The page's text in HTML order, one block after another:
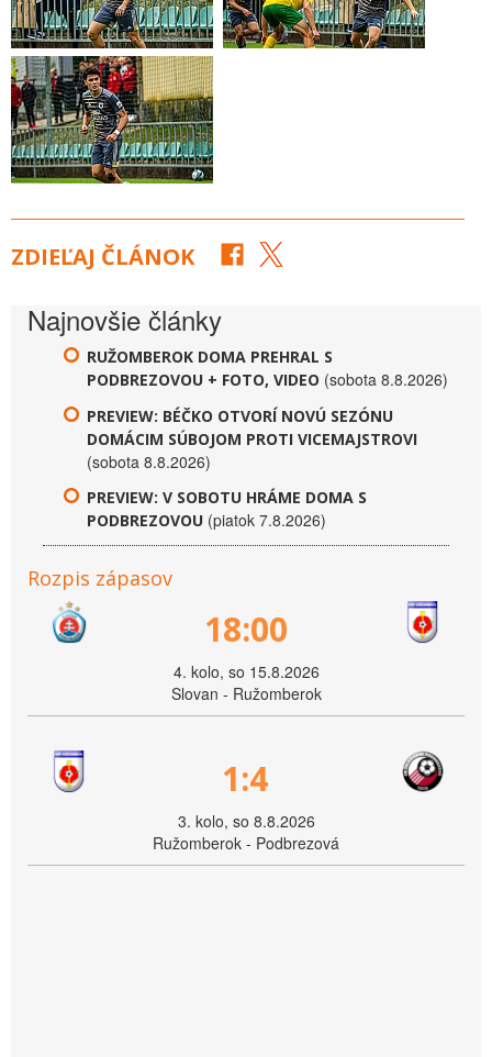
ZDIEĽAJ ČLÁNOK
Najnovšie články
RUŽOMBEROK DOMA PREHRAL S
PODBREZOVOU + FOTO, VIDEO (sobota 8.8.2026)
PREVIEW: BÉČKO OTVORÍ NOVÚ SEZÓNU
DOMÁCIM SÚBOJOM PROTI VICEMAJSTROVI
(sobota 8.8.2026)
PREVIEW: V SOBOTU HRÁME DOMA S
PODBREZOVOU (piatok 7.8.2026)
Rozpis zápasov
18:00
4. kolo, so 15.8.2026
Slovan - Ružomberok
1:4
3. kolo, so 8.8.2026
Ružomberok - Podbrezová